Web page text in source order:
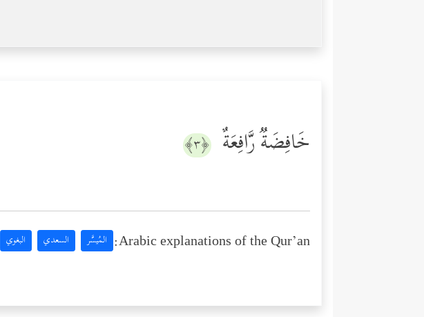
خَافِضَةࣱ رَّافِعَةٌ ﴿٣﴾
Arabic explanations of the Qur’an: المُيسَّر السعدي البغوي